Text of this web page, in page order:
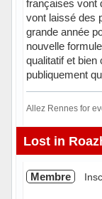
françaises vont
vont laissé des
grande année
nouvelle
qualitatif et bien
publiquement
Allez Rennes for
Hors ligne
Lost in
Membre